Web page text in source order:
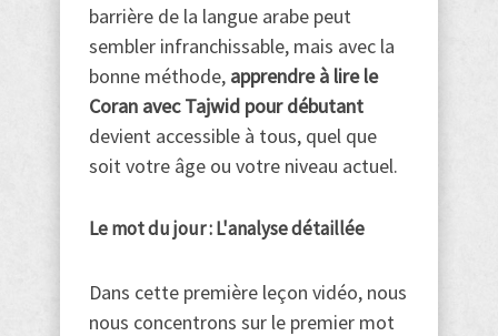
barrière de la langue arabe peut
sembler infranchissable, mais avec la
bonne méthode, apprendre à lire le
Coran avec Tajwid pour débutant
devient accessible à tous, quel que
soit votre âge ou votre niveau actuel.
Le mot du jour : L'analyse détaillée
Dans cette première leçon vidéo, nous
nous concentrons sur le premier mot